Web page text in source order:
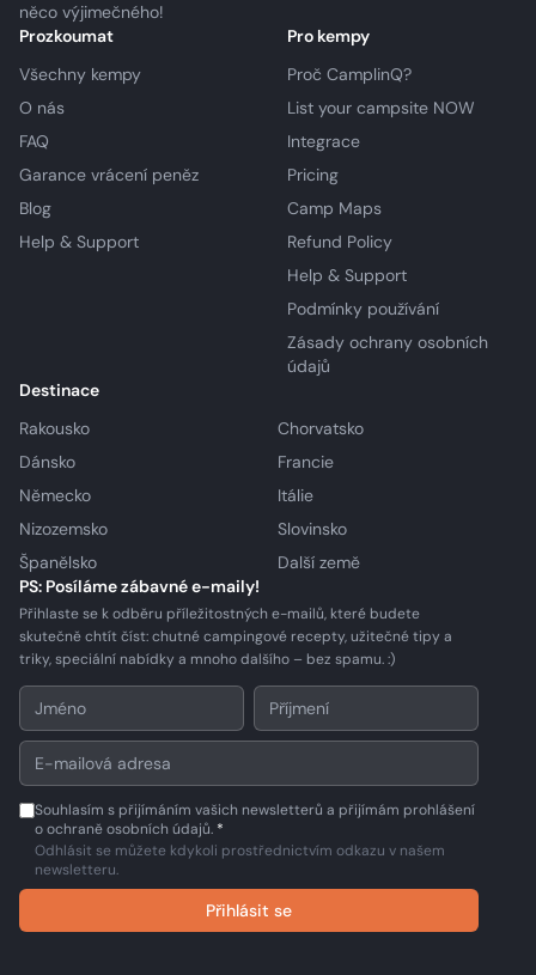
něco výjimečného!
Prozkoumat
Všechny kempy
O nás
FAQ
Garance vrácení peněz
Blog
Help & Support
Pro kempy
Proč CamplinQ?
List your campsite NOW
Integrace
Pricing
Camp Maps
Refund Policy
Help & Support
Podmínky používání
Zásady ochrany osobních
údajů
Destinace
Rakousko
Chorvatsko
Dánsko
Francie
Německo
Itálie
Nizozemsko
Slovinsko
Španělsko
Další země
PS: Posíláme zábavné e-maily!
Přihlaste se k odběru příležitostných e-mailů, které budete
skutečně chtít číst: chutné campingové recepty, užitečné tipy a
triky, speciální nabídky a mnoho dalšího – bez spamu. :)
Souhlasím s přijímáním vašich newsletterů a přijímám prohlášení
o ochraně osobních údajů. *
Odhlásit se můžete kdykoli prostřednictvím odkazu v našem
newsletteru.
Přihlásit se